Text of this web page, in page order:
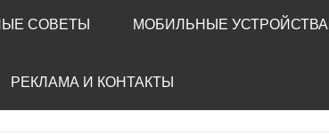
СОВЕТЫ МОБИЛЬНЫЕ УСТРОЙСТВА
РЕКЛАМА И КОНТАКТЫ